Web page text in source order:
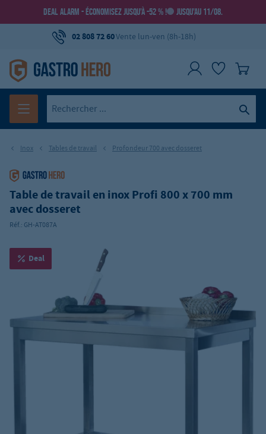
DEAL ALARM - ÉCONOMISEZ JUSQU’À -52 % ! JUSQU’AU 11/08.
02 808 72 60Vente lun-ven (8h-18h)
Inox Tables de travail Profondeur 700 avec dosseret
Table de travail en inox Profi 800 x 700 mm
avec dosseret
Réf.: GH-AT087A
Deal